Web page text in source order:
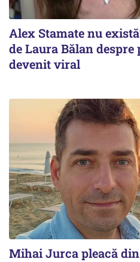
Alex Stamate nu
de Laura Bălan despre
devenit viral
Mihai Jurca pleacă